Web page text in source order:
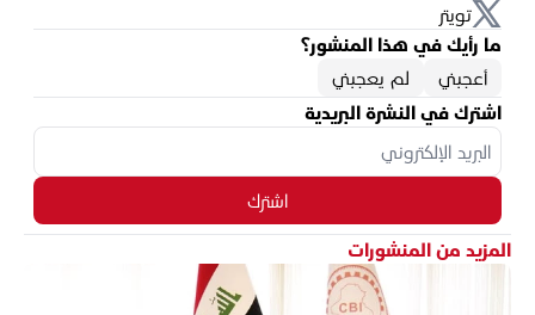
تويتر
ما رأيك في هذا المنشور؟
أعجبني
لم يعجبني
اشترك في النشرة البريدية
اشترك
المزيد من المنشورات